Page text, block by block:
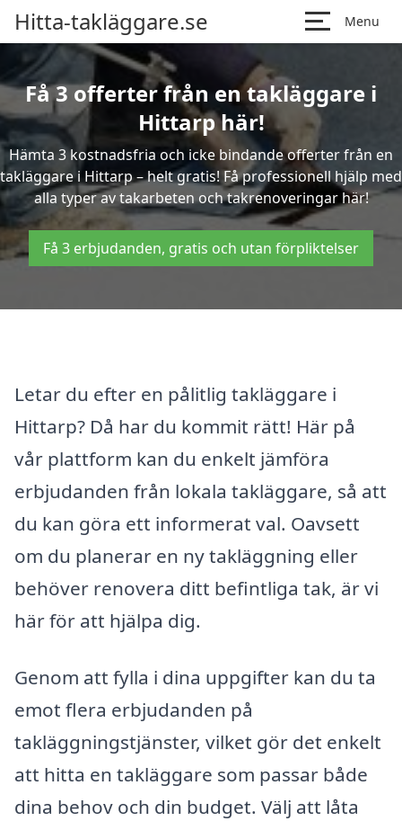
Hitta-takläggare.se Menu
Få 3 offerter från en takläggare i
Hittarp här!
Hämta 3 kostnadsfria och icke bindande offerter från en
takläggare i Hittarp – helt gratis! Få professionell hjälp med
alla typer av takarbeten och takrenoveringar här!
Få 3 erbjudanden, gratis och utan förpliktelser
Letar du efter en pålitlig takläggare i
Hittarp? Då har du kommit rätt! Här på
vår plattform kan du enkelt jämföra
erbjudanden från lokala takläggare, så att
du kan göra ett informerat val. Oavsett
om du planerar en ny takläggning eller
behöver renovera ditt befintliga tak, är vi
här för att hjälpa dig.
Genom att fylla i dina uppgifter kan du ta
emot flera erbjudanden på
takläggningstjänster, vilket gör det enkelt
att hitta en takläggare som passar både
dina behov och din budget. Välj att låta